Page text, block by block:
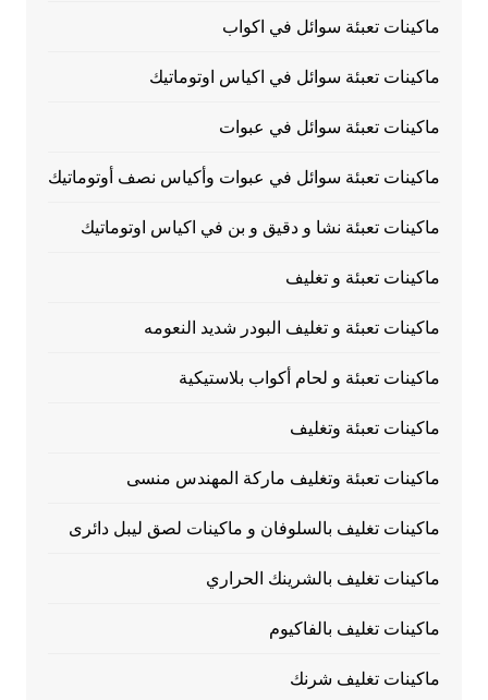
ماكينات تعبئة سوائل في اكواب
ماكينات تعبئة سوائل في اكياس اوتوماتيك
ماكينات تعبئة سوائل في عبوات
ماكينات تعبئة سوائل في عبوات وأكياس نصف أوتوماتيك
ماكينات تعبئة نشا و دقيق و بن في اكياس اوتوماتيك
ماكينات تعبئة و تغليف
ماكينات تعبئة و تغليف البودر شديد النعومه
ماكينات تعبئة و لحام أكواب بلاستيكية
ماكينات تعبئة وتغليف
ماكينات تعبئة وتغليف ماركة المهندس منسى
ماكينات تغليف بالسلوفان و ماكينات لصق ليبل دائرى
ماكينات تغليف بالشرينك الحراري
ماكينات تغليف بالفاكيوم
ماكينات تغليف شرنك